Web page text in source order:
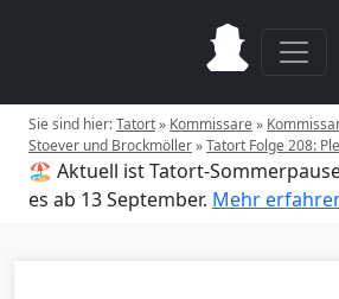
Sie sind hier:Tatort» Kommissare»
Stoever und Brockmöller»Tatort Folge 208:
🏖️ Aktuell ist Tatort-
es ab 13 September. Mehr